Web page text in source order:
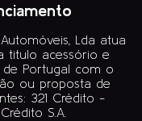
Lda atua
titulo acessório e
Portugal com o
ou proposta de
321 Crédito -
S.A.